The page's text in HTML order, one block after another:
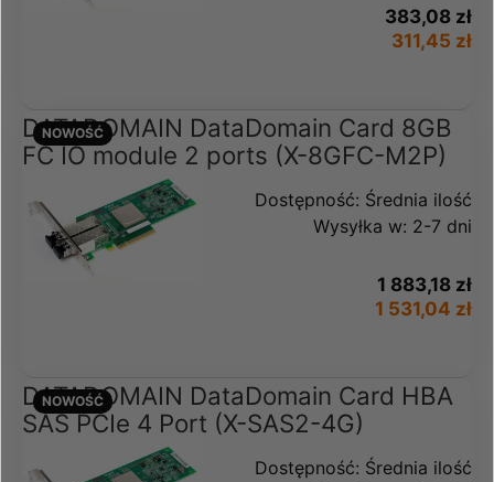
383,08 zł
311,45 zł
DATADOMAIN DataDomain Card 8GB
FC IO module 2 ports (X-8GFC-M2P)
Dostępność: Średnia ilość
Wysyłka w: 2-7 dni
1 883,18 zł
1 531,04 zł
NOWOŚĆ
DATADOMAIN DataDomain Card HBA
SAS PCIe 4 Port (X-SAS2-4G)
Dostępność: Średnia ilość
NOWOŚĆ